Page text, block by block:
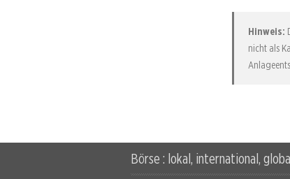
Hinweis:
nicht als
Börse : lokal, international,